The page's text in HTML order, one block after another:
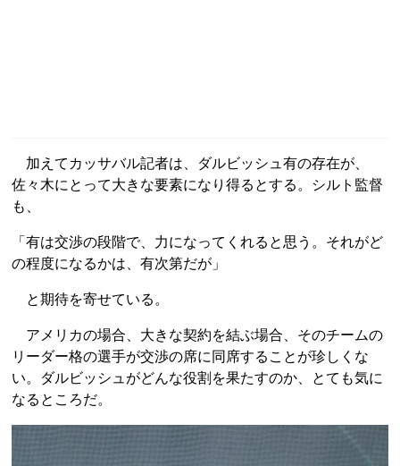
加えてカッサバル記者は、ダルビッシュ有の存在が、
佐々木にとって大きな要素になり得るとする。シルト監督
も、
「有は交渉の段階で、力になってくれると思う。それがど
の程度になるかは、有次第だが」
と期待を寄せている。
アメリカの場合、大きな契約を結ぶ場合、そのチームの
リーダー格の選手が交渉の席に同席することが珍しくな
い。ダルビッシュがどんな役割を果たすのか、とても気に
なるところだ。